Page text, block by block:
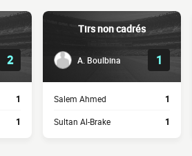
2
1
1
Tirs non cadrés
A. Boulbina 1
Salem Ahmed 1
Sultan Al-Brake 1